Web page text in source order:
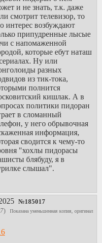
и не знать, т.к. даже
смотрит телевизор, то
интерес возбуждают
припудренные лысые
с напомаженной
которые ебут наташ
Ну или
разных
из тик-тока,
полнится
кишлак. А в
политики пидоран
в сломанный
у него обрывочная
информация,
сводится к чему-то
"хохлы пидорасы
блябуду, я в
слышал".
№185017
)
Показана уменьшенная копия, оригинал